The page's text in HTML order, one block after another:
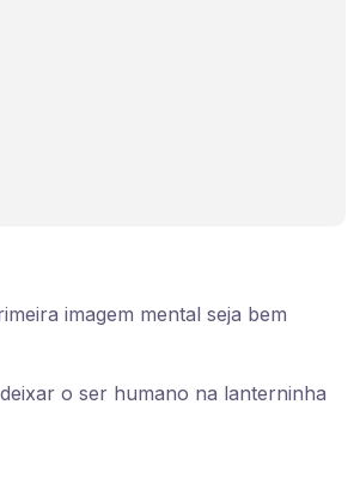
imagem mental seja bem
o ser humano na lanterninha